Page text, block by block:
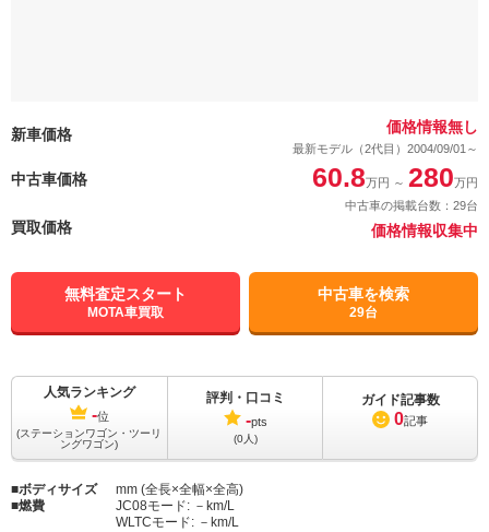
新車価格 価格情報無し
最新モデル（2代目）2004/09/01～
中古車価格 60.8万円 ～ 280万円
中古車の掲載台数：29台
買取価格 価格情報収集中
無料査定スタート
MOTA車買取
中古車を検索
29台
人気ランキング
-位
(ステーションワゴン・ツーリ
ングワゴン)
評判・口コミ
-pts
(0人)
ガイド記事数
0記事
ボディサイズ
mm (全長×全幅×全高)
燃費
JC08モード: －km/L
WLTCモード: －km/L